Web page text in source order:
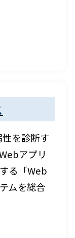
を診断す
アプリ
る「Web
ムを総合